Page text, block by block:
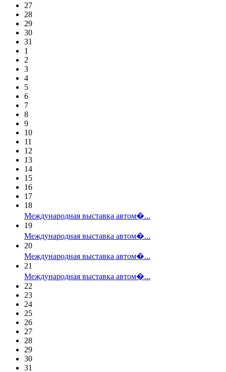
27
28
29
30
31
1
2
3
4
5
6
7
8
9
10
11
12
13
14
15
16
17
18
Международная выставка автом�...
19
Международная выставка автом�...
20
Международная выставка автом�...
21
Международная выставка автом�...
22
23
24
25
26
27
28
29
30
31